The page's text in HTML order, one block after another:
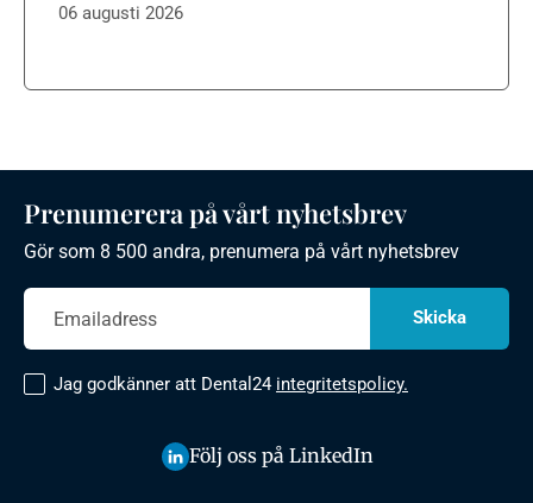
06 augusti 2026
Prenumerera på vårt nyhetsbrev
Gör som 8 500 andra, prenumera på vårt nyhetsbrev
Jag godkänner att Dental24 integritetspolicy.
Följ oss på LinkedIn